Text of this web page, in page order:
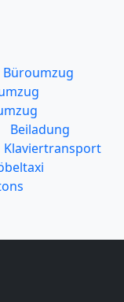
Büroumzug
Beiladung
Klaviertransport